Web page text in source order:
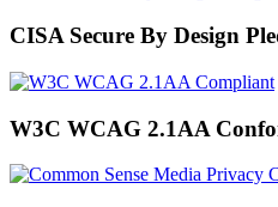
CISA Secure By Design
W3C WCAG 2.1AA